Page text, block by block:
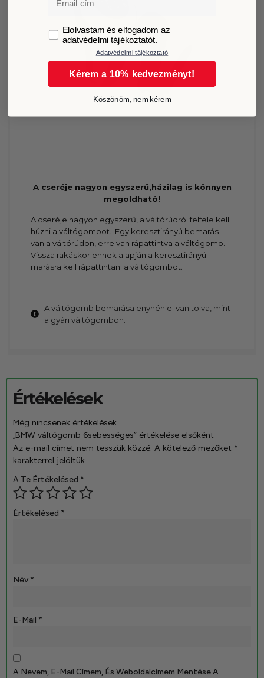
A cseréje nagyon egyszerű,házilag is könnyen
megoldható!
A cseréje nagyon egyszerű, a váltórúdról felfele kell
húzni a váltógombot. Egy keresztirányú bemarás
van a váltórúdon, erre van rápattintva a váltógomb.
Vissza rakáskor ennek alapján a keresztirányú
marásra kell rápattintani a váltógombot.
A váltógomb bemarása enyhén el van tolva, mint
a gyári váltógombon.
Értékelések
Még nincsenek értékelések.
„BMW váltógomb 6sebességes” értékelése elsőként
Az e-mail címet nem tesszük közzé. A kötelező mezőket *
karakterrel jelöltük
A Te Értékelésed *
Értékelésed *
Név *
E-Mail *
A Nevem, E-Mail Címem, És Weboldalcímem Mentése A
GDPRElolvastam és elfogadom az
adatvédelmi tájékoztatót.
Adatvédelmi tájékoztató
Kérem a 10% kedvezményt!
Köszönöm, nem kérem